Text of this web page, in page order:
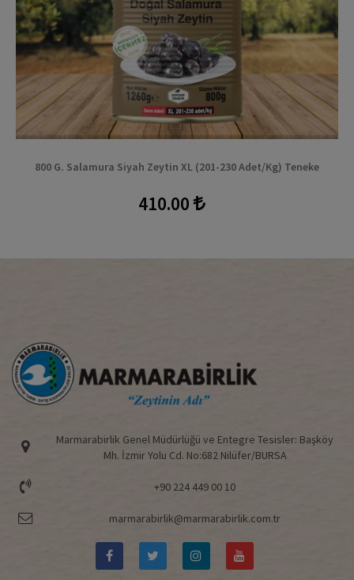
800 G. Salamura Siyah Zeytin XL (201-230 Adet/kg) Teneke
410.00
Marmarabirlik Genel Müdürlüğü ve Entegre Tesisler: Başköy
Mh. İzmir Yolu Cd. No:682 Nilüfer/BURSA
+90 224 449 00 10
marmarabirlik@marmarabirlik.com.tr